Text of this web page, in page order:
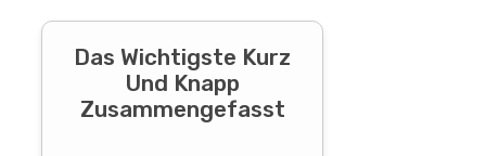
Das Wichtigste Kurz
Und Knapp
Zusammengefasst